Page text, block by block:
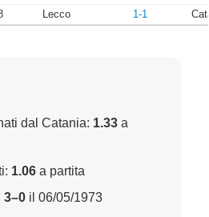
Lecco 1-1
dal Catania: 1.33 a
1.06 a partita
3–0 il 06/05/1973